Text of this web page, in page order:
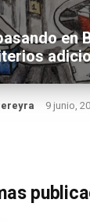
en
9 junio,